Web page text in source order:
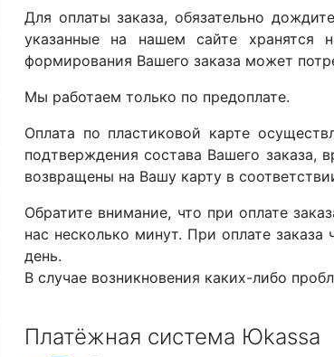
Для оплаты заказа, обязательно
указанные на нашем сайте
формирования Вашего заказа может
Мы работаем только по предоплате.
Оплата по пластиковой карте
подтверждения состава Вашего заказа,
возвращены на Вашу карту в
Обратите внимание, что при оплате
нас несколько минут. При оплате
день.
В случае возникновения каких-либо
Платёжная система Юkassa